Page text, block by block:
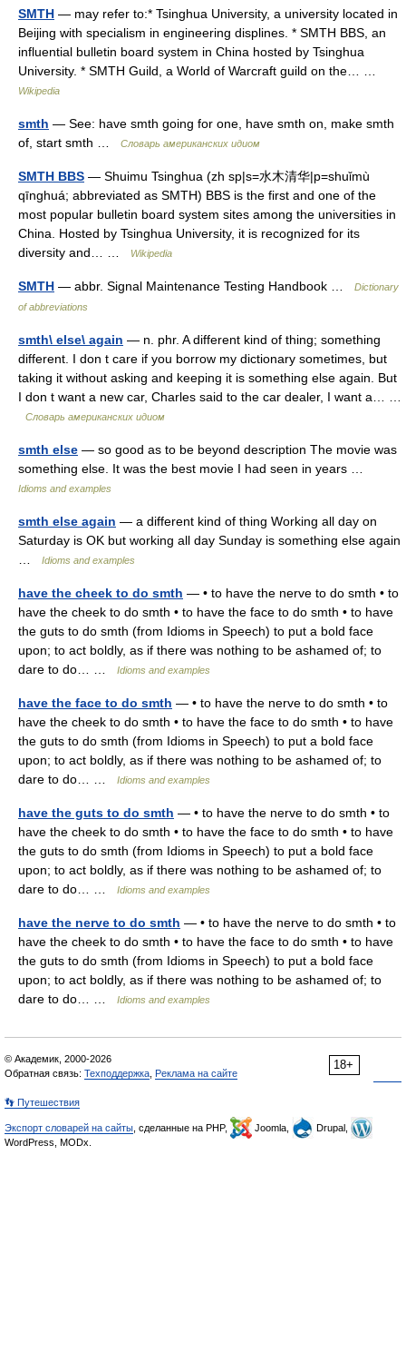
SMTH — may refer to:* Tsinghua University, a university located in
Beijing with specialism in engineering displines. * SMTH BBS, an
influential bulletin board system in China hosted by Tsinghua
University. * SMTH Guild, a World of Warcraft guild on the… …
Wikipedia
smth — See: have smth going for one, have smth on, make smth
of, start smth …
Словарь американских идиом
SMTH BBS — Shuimu Tsinghua (zh sp|s=水木清华|p=shuǐmù
qīnghuá; abbreviated as SMTH) BBS is the first and one of the
most popular bulletin board system sites among the universities in
China. Hosted by Tsinghua University, it is recognized for its
diversity and… …
Wikipedia
SMTH — abbr. Signal Maintenance Testing Handbook …
Dictionary
of abbreviations
smth\ else\ again — n. phr. A different kind of thing; something
different. I don t care if you borrow my dictionary sometimes, but
taking it without asking and keeping it is something else again. But
I don t want a new car, Charles said to the car dealer, I want a… …
Словарь американских идиом
smth else — so good as to be beyond description The movie was
something else. It was the best movie I had seen in years …
Idioms and examples
smth else again — a different kind of thing Working all day on
Saturday is OK but working all day Sunday is something else again
Idioms and examples
have the cheek to do smth — • to have the nerve to do smth • to
have the cheek to do smth • to have the face to do smth • to have
the guts to do smth (from Idioms in Speech) to put a bold face
upon; to act boldly, as if there was nothing to be ashamed of; to
dare to do… …
Idioms and examples
have the face to do smth — • to have the nerve to do smth • to
have the cheek to do smth • to have the face to do smth • to have
the guts to do smth (from Idioms in Speech) to put a bold face
upon; to act boldly, as if there was nothing to be ashamed of; to
dare to do… …
Idioms and examples
have the guts to do smth — • to have the nerve to do smth • to
have the cheek to do smth • to have the face to do smth • to have
the guts to do smth (from Idioms in Speech) to put a bold face
upon; to act boldly, as if there was nothing to be ashamed of; to
dare to do… …
Idioms and examples
have the nerve to do smth — • to have the nerve to do smth • to
have the cheek to do smth • to have the face to do smth • to have
the guts to do smth (from Idioms in Speech) to put a bold face
upon; to act boldly, as if there was nothing to be ashamed of; to
dare to do… …
Idioms and examples
18+
© Академик, 2000-2026
Обратная связь: Техподдержка Реклама на сайте
👣 Путешествия
Экспорт словарей на сайты , сделанные на PHP, Joomla,
Drupal,
WordPress, MODx.